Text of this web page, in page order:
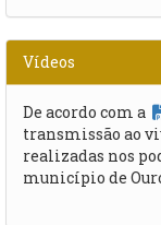
Vídeos
De acordo com a
transmissão ao
realizadas nos
município de